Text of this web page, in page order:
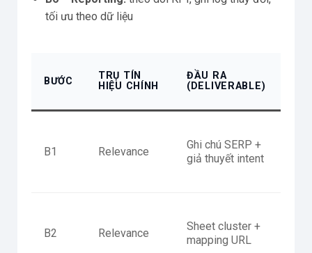
tối ưu theo dữ liệu
BƯỚC
TRỤ TÍN
HIỆU CHÍNH
ĐẦU RA
(DELIVERABLE)
B1 Relevance
Ghi chú SERP +
giả thuyết intent
B2 Relevance
Sheet cluster +
mapping URL